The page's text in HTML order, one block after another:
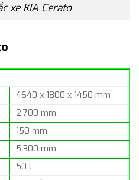
xe KIA Cerato
4640 x 1800 x 1450 mm
2.700 mm
150 mm
5.300 mm
50 L